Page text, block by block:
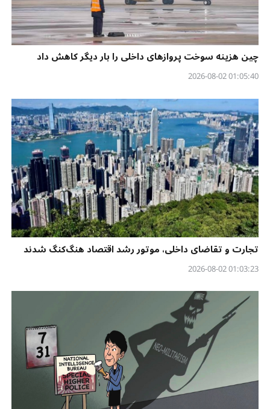
چین هزینه سوخت پروازهای داخلی را بار دیگر کاهش داد
01:05:40 2026-08-02
تجارت و تقاضای داخلی، موتور رشد اقتصاد هنگ‌کنگ شدند
01:03:23 2026-08-02